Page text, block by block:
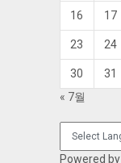
16 17
23 24
30
31
« 7월
Powered by